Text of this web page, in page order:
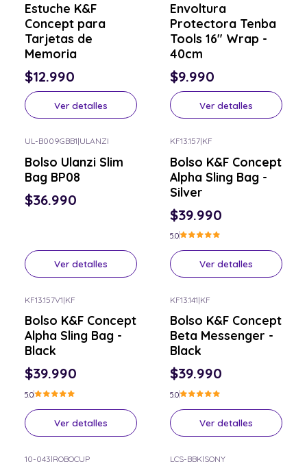
Estuche K&F
Concept para
Tarjetas de
Memoria
$12.990
Ver detalles
Envoltura
Protectora Tenba
Tools 16″ Wrap -
40cm
$9.990
Ver detalles
UL-B009GBB1|ULANZI
Bolso Ulanzi Slim
Bag BP08
$36.990
Ver detalles
KF13.157|KF
Bolso K&F Concept
Alpha Sling Bag -
Silver
$39.990
5.0
Ver detalles
KF13.157V1|KF
Bolso K&F Concept
Alpha Sling Bag -
Black
$39.990
5.0
Ver detalles
KF13.141|KF
Bolso K&F Concept
Beta Messenger -
Black
$39.990
5.0
Ver detalles
10-043|ROBOCUP LCS-BBK|SONY